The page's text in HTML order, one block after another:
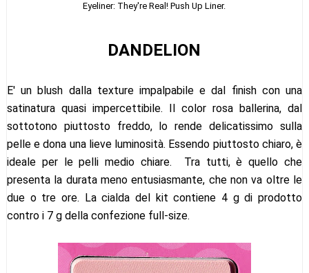
Eyeliner: They're Real! Push Up Liner.
DANDELION
E' un blush dalla texture impalpabile e dal finish con una
satinatura quasi impercettibile. Il color rosa ballerina, dal
sottotono piuttosto freddo, lo rende delicatissimo sulla
pelle e dona una lieve luminosità. Essendo piuttosto chiaro, è
ideale per le pelli medio chiare. Tra tutti, è quello che
presenta la durata meno entusiasmante, che non va oltre le
due o tre ore. La cialda del kit contiene 4 g di prodotto
contro i 7 g della confezione full-size.